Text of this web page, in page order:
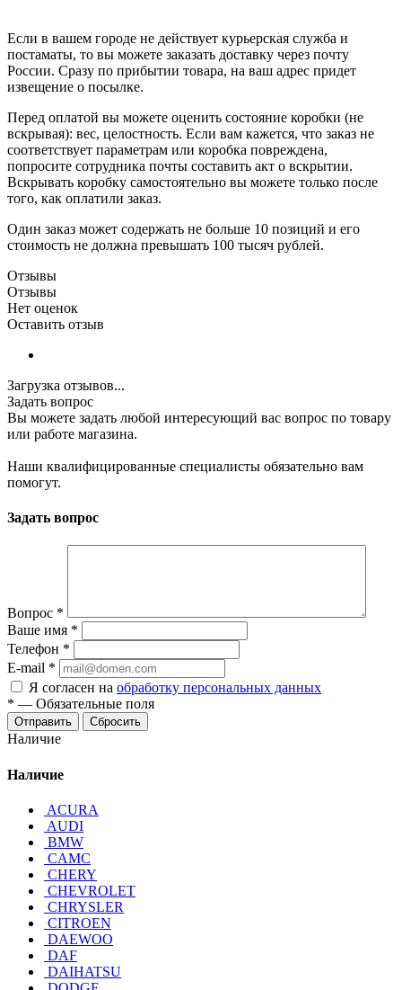
Если в вашем городе не действует курьерская служба и
постаматы, то вы можете заказать доставку через почту
России. Сразу по прибытии товара, на ваш адрес придет
извещение о посылке.
Перед оплатой вы можете оценить состояние коробки (не
вскрывая): вес, целостность. Если вам кажется, что заказ не
соответствует параметрам или коробка повреждена,
попросите сотрудника почты составить акт о вскрытии.
Вскрывать коробку самостоятельно вы можете только после
того, как оплатили заказ.
Один заказ может содержать не больше 10 позиций и его
стоимость не должна превышать 100 тысяч рублей.
Отзывы
Отзывы
Нет оценок
Оставить отзыв
Загрузка отзывов...
Задать вопрос
Вы можете задать любой интересующий вас вопрос по товару
или работе магазина.
Наши квалифицированные специалисты обязательно вам
помогут.
Задать вопрос
Вопрос *
Ваше имя *
Телефон *
E-mail *
Я согласен на обработку персональных данных
* — Обязательные поля
Отправить Сбросить
Наличие
Наличие
ACURA
AUDI
BMW
CAMC
CHERY
CHEVROLET
CHRYSLER
CITROEN
DAEWOO
DAF
DAIHATSU